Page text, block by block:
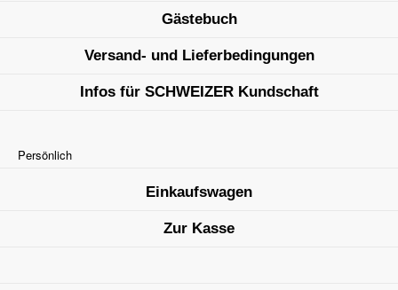
Gästebuch
Versand- und Lieferbedingungen
Infos für SCHWEIZER Kundschaft
Persönlich
Einkaufswagen
Zur Kasse